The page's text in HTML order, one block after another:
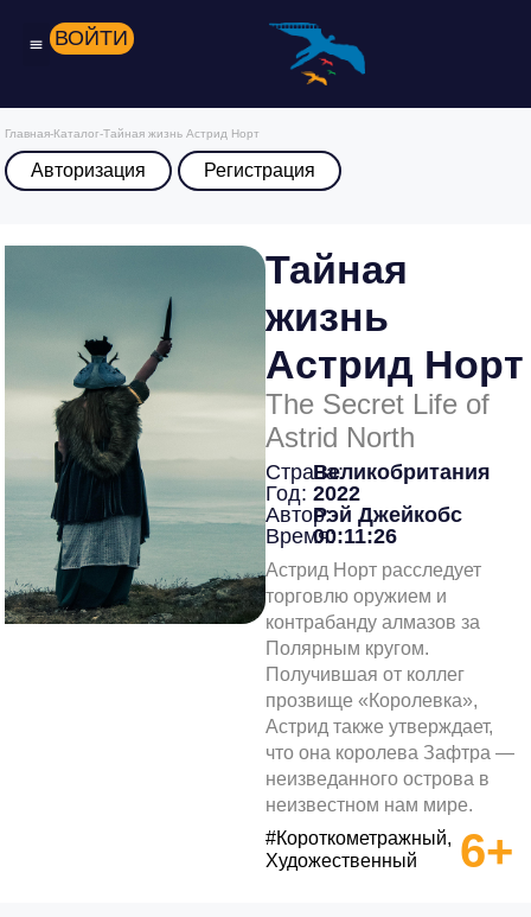
ВОЙТИ
Главная-Каталог-Тайная жизнь Астрид Норт
Авторизация Регистрация
Тайная
жизнь
Астрид Норт
The Secret Life of
Astrid North
Страна:Великобритания
Год: 2022
Автор:Рэй Джейкобс
Время:00:11:26
Астрид Норт расследует
торговлю оружием и
контрабанду алмазов за
Полярным кругом.
Получившая от коллег
прозвище «Королевка»,
Астрид также утверждает,
что она королева Зафтра —
неизведанного острова в
неизвестном нам мире.
#Короткометражный,
Художественный
6+